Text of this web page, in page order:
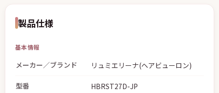
製品仕様
基本情報
メーカー／ブランド リュミエリーナ(ヘアビューロン)
型番 HBRST27D-JP